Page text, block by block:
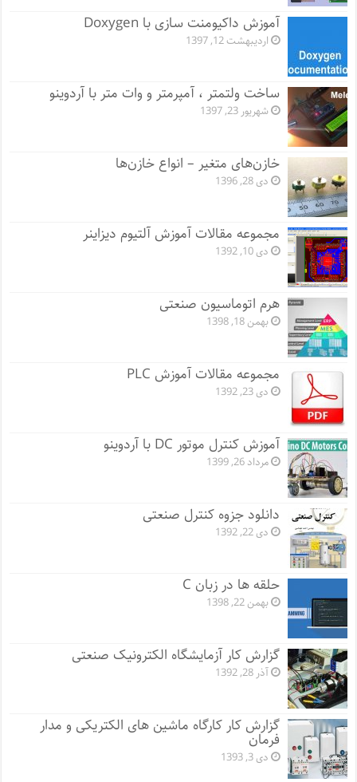
آموزش داکیومنت سازی با Doxygen
اردیبهشت 12, 1397
ساخت ولتمتر ، آمپرمتر و وات متر با آردوینو
شهریور 23, 1397
خازن‌های متغیر – انواع خازن‌ها
دی 28, 1396
مجموعه مقالات آموزش آلتیوم دیزاینر
دی 10, 1392
هرم اتوماسیون صنعتی
بهمن 18, 1398
مجموعه مقالات آموزش PLC
دی 23, 1392
آموزش کنترل موتور DC با آردوینو
مرداد 26, 1399
دانلود جزوه کنترل صنعتی
دی 22, 1392
حلقه ها در زبان C
بهمن 22, 1398
گزارش کار آزمایشگاه الکترونیک صنعتی
آذر 28, 1392
گزارش کار کارگاه ماشین های الکتریکی و مدار
فرمان
دی 3, 1393